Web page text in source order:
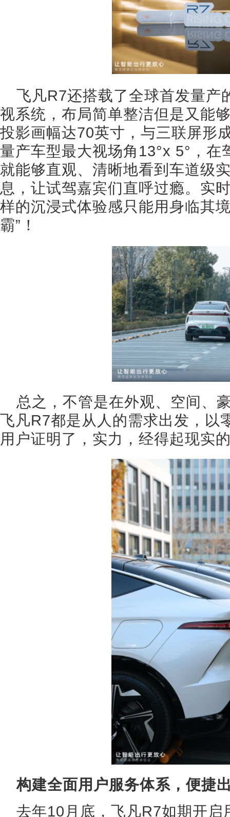
飞凡R7还搭载了全球首发量产
视系统，布局简单整洁但是又能
投影画幅达70英寸，与三联屏形
量产车型最大视场角13°x 5°，
就能够直观、清晰地看到车道级
息，让试驾嘉宾们直呼过瘾。实
样的沉浸式体验感只能用身临其
霸”！
总之，不管是在外观、空间、
飞凡R7都是从人的需求出发，以
用户证明了，实力，经得起现实
构建全面用户服务体系，便捷
去年10月底，飞凡R7如期开